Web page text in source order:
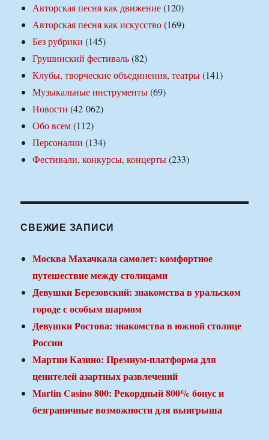
Авторская песня как движение(120)
Авторская песня как искусство(169)
Без рубрики (145)
Грушинский фестиваль(82)
Клубы, творческие объединения, театры(141)
Музыкальные инструменты(69)
Новости (42 062)
Обо всем(112)
Персоналии (134)
Фестивали, конкурсы, концерты(233)
СВЕЖИЕ ЗАПИСИ
Москва Махачкала самолет: комфортное
путешествие между столицами
Девушки Березовский: знакомства в уральском
городе с особым шармом
Девушки Ростова: знакомства в южной столице
России
Мартин Казино: Премиум-платформа для
ценителей азартных развлечений
Martin Casino 800: Рекордный 800% бонус и
безграничные возможности для выигрыша